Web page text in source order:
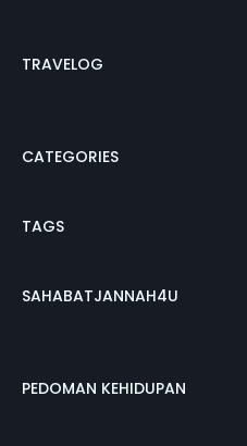
TRAVELOG
CATEGORIES
TAGS
SAHABATJANNAH4U
PEDOMAN KEHIDUPAN